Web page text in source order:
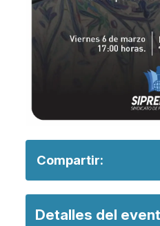
Compartir:
Detalles del